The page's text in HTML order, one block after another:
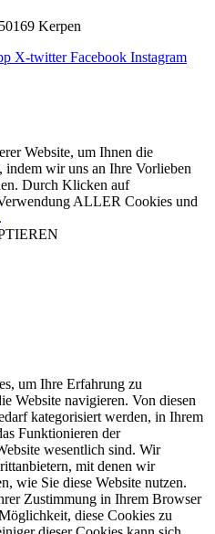
Kerpen
X-twitter Facebook Instagram
Website, um Ihnen die
indem wir uns an Ihre Vorlieben
Durch Klicken auf
ALLER Cookies und
.
um Ihre Erfahrung zu
Website navigieren. Von diesen
kategorisiert werden, in Ihrem
Funktionieren der
wesentlich sind. Wir
mit denen wir
wie Sie diese Website nutzen.
Zustimmung in Ihrem Browser
diese Cookies zu